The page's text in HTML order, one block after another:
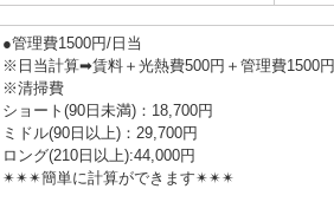
●管理費1500円/日当
※日当計算➡賃料＋光熱費500円＋管理費1500円
※清掃費
ショート(90日未満)：18,700円
ミドル(90日以上)：29,700円
ロング(210日以上):44,000円
✴✴✴簡単に計算ができます✴✴✴